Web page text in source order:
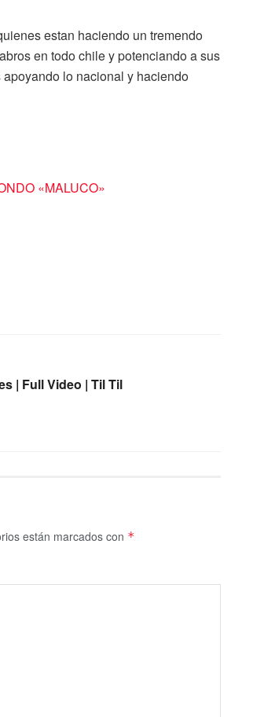
estan haciendo un tremendo
en todo chile y potenciando a sus
lo nacional y haciendo
«MALUCO»
| Full Video | Til Til
están marcados con *